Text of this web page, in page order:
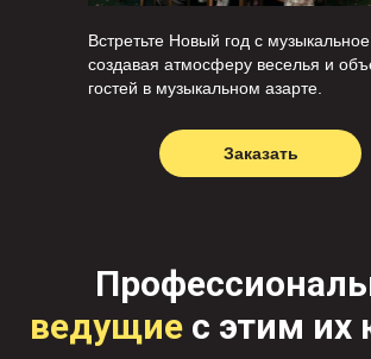
Встретьте Новый год с музыкальное
создавая атмосферу веселья и
гостей в музыкальном азарте.
Заказать
ведущие с этим